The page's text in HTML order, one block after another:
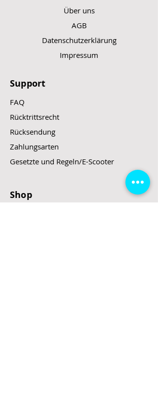
Über uns
AGB
Datenschutzerklärung
Impressum
Support
FAQ
Rücktrittsrecht
Rücksendung
Zahlungsarten
Gesetzte und Regeln/E-Scooter
Shop